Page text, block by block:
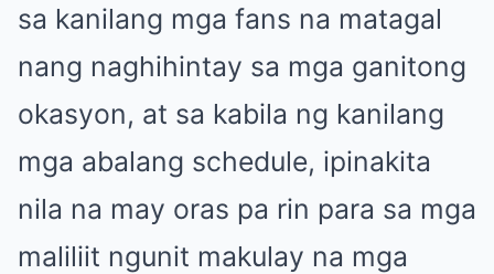
sa kanilang mga fans na matagal
nang naghihintay sa mga ganitong
okasyon, at sa kabila ng kanilang
mga abalang schedule, ipinakita
nila na may oras pa rin para sa mga
maliliit ngunit makulay na mga